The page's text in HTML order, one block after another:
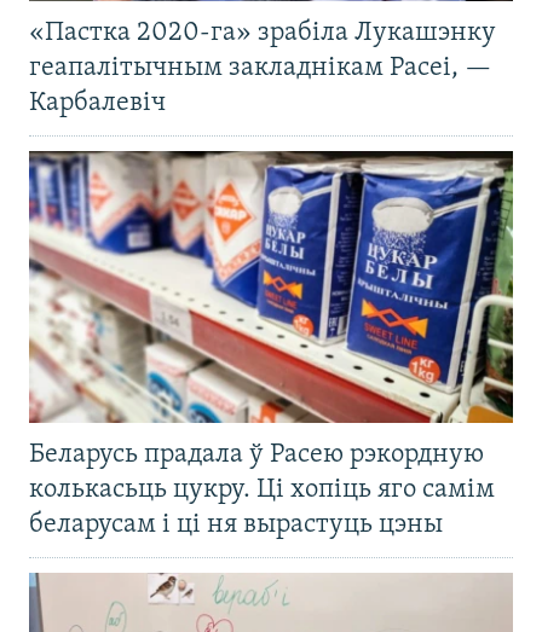
«Пастка 2020-га» зрабіла Лукашэнку
геапалітычным закладнікам Расеі, —
Карбалевіч
Беларусь прадала ў Расею рэкордную
колькасьць цукру. Ці хопіць яго самім
беларусам і ці ня вырастуць цэны